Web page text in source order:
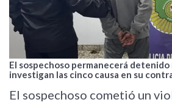
El sospechoso permanecerá detenido
investigan las cinco causa en su
El sospechoso cometió un